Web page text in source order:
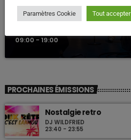
WEEK -END COMPAS
09:00 - 19:00
PROCHAINES ÉMISSIONS
Nostalgie retro
DJ WILDFRIED
23:40 - 23:55
Paramètres Cookie Tout accepter